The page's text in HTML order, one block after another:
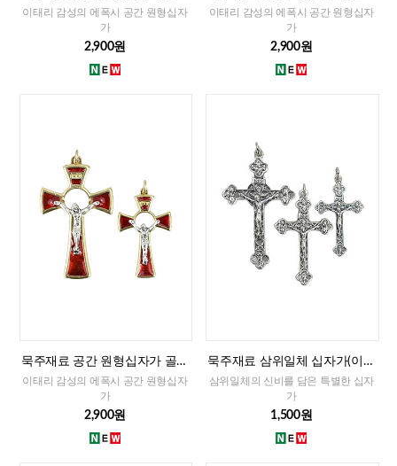
화블루(이태리)-대,소
이태리 감성의 에폭시 공간 원형십자
가
2,900원
화이트(이태리)-대,소
이태리 감성의 에폭시 공간 원형십자
가
2,900원
묵주재료 공간 원형십자가 골드
레드(이태리)-대,소
이태리 감성의 에폭시 공간 원형십자
가
2,900원
묵주재료 삼위일체 십자가(이태
리)-대,중,소
삼위일체의 신비를 담은 특별한 십자
가
1,500원